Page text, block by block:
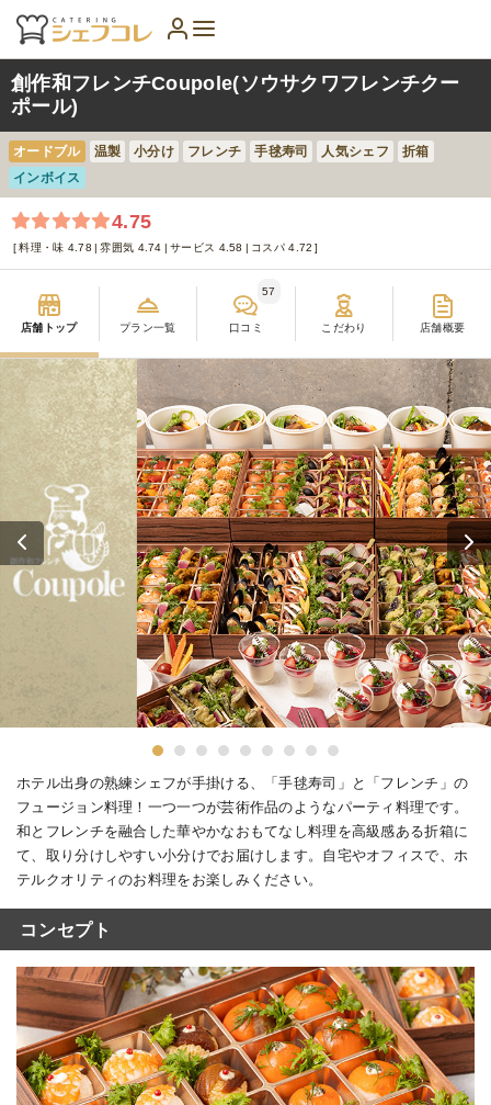
創作和フレンチCoupole(ソウサクワフレンチクー
ポール)
オードブル 温製 小分け フレンチ 手毬寿司 人気シェフ
折箱
インボイス
4.75
料理・味 4.78 雰囲気 4.74 サービス 4.58 コスパ 4.72
店舗トップ プラン一覧 口コミ
57
こだわり 店舗概要
ホテル出身の熟練シェフが手掛ける、「手毬寿司」と「フレンチ」の
フュージョン料理！一つ一つが芸術作品のようなパーティ料理です。
和とフレンチを融合した華やかなおもてなし料理を高級感ある折箱に
て、取り分けしやすい小分けでお届けします。自宅やオフィスで、ホ
テルクオリティのお料理をお楽しみください。
コンセプト